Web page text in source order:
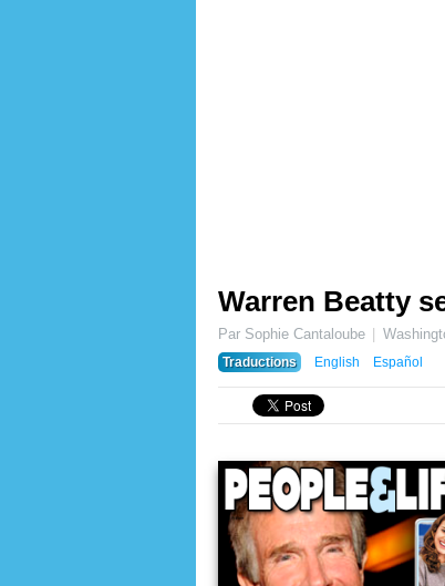
Warren Beatty
Par Sophie Cantaloube
Traductions
English Español